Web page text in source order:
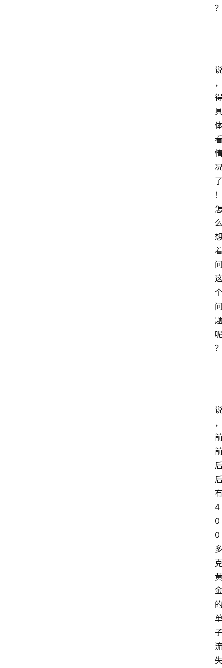
？
说
，
得
具
体
看
情
况
了
！
怎
么
想
着
问
这
个
问
题
呢
？
说
，
前
前
后
后
有
4
0
0
多
克
黄
金
的
单
子
流
失